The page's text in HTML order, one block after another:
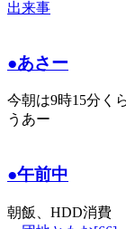
出来事
●あさー
今朝は9時15分く
うあー
●午前中
朝飯、HDD消費